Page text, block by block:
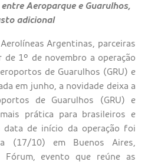
Aeroparque e Guarulhos,
adicional
Argentinas, parceiras
1º de novembro a operação
de Guarulhos (GRU) e
em junho, a novidade deixa a
de Guarulhos (GRU) e
prática para brasileiros e
data de início da operação foi
(17/10) em Buenos Aires,
Fórum, evento que reúne as